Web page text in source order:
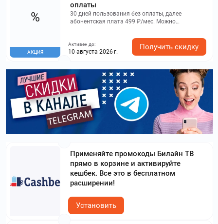
оплаты
30 дней пользования без оплаты, далее
абонентская плата 499 ₽/мес. Можно
%
АКЦИЯ
Активен до:
10 августа 2026 г.
Получить скидку
Применяйте промокоды Билайн ТВ
прямо в корзине и активируйте
кешбек. Все это в бесплатном
расширении!
Установить